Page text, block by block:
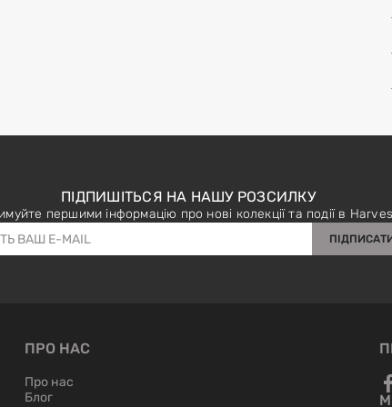
ПІДПИШІТЬСЯ НА НАШУ РОЗСИЛКУ
першими інформацію про нові колекції та події в
ПРО НАС
Про нас
Блог